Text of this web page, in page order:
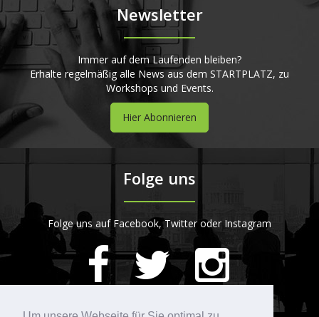
Newsletter
Immer auf dem Laufenden bleiben?
Erhalte regelmäßig alle News aus dem STARTPLATZ, zu
Workshops und Events.
Hier Abonnieren
Folge uns
Folge uns auf Facebook, Twitter oder Instagram
420Bewertungen auf ProvenExpert.com